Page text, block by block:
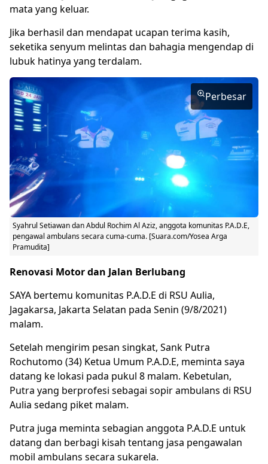
mata yang keluar.
Jika berhasil dan mendapat ucapan terima kasih,
seketika senyum melintas dan bahagia mengendap di
lubuk hatinya yang terdalam.
Perbesar
Syahrul Setiawan dan Abdul Rochim Al Aziz, anggota komunitas P.A.D.E,
pengawal ambulans secara cuma-cuma. [Suara.com/Yosea Arga
Pramudita]
Renovasi Motor dan Jalan Berlubang
SAYA bertemu komunitas P.A.D.E di RSU Aulia,
Jagakarsa, Jakarta Selatan pada Senin (9/8/2021)
malam.
Setelah mengirim pesan singkat, Sank Putra
Rochutomo (34) Ketua Umum P.A.D.E, meminta saya
datang ke lokasi pada pukul 8 malam. Kebetulan,
Putra yang berprofesi sebagai sopir ambulans di RSU
Aulia sedang piket malam.
Putra juga meminta sebagian anggota P.A.D.E untuk
datang dan berbagi kisah tentang jasa pengawalan
mobil ambulans secara sukarela.